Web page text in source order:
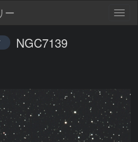
ー
NGC7139